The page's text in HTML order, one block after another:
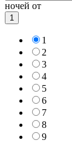
ночей от
1
1
2
3
4
5
6
7
8
9